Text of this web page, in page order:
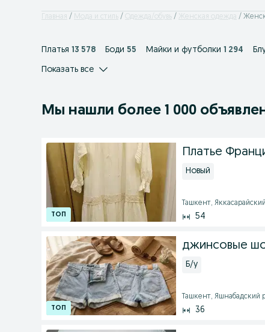
Главная Мода и стиль Одежда/обувь Женская одежда
Платья 13 578 Боди 55 Майки и футболки 1 294
Показать все
Мы нашли более 1 000
Платье
Новый
Ташкент,
54
джинсовые
Б/у
Ташкент, Яшнабадский
36